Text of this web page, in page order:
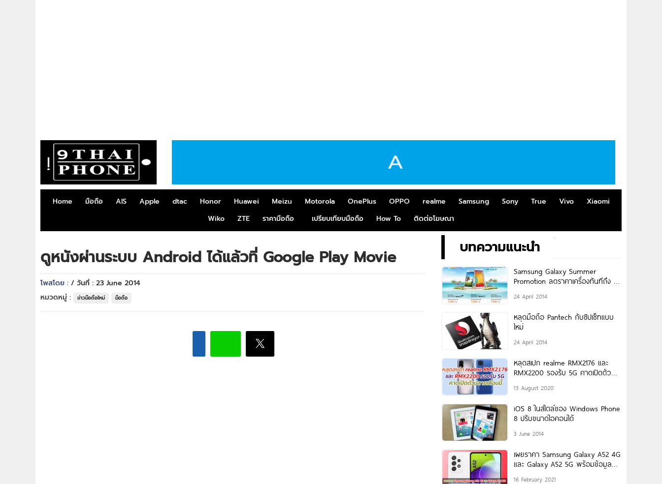
Home มือถือ AIS Apple dtac Honor Huawei Meizu Motorola OnePlus OPPO realme Samsung Sony True Vivo
Xiaomi
Wiko
ZTE ราคามือถือ เปรียบเทียบมือถือ How To ติดต่อโฆษณา
ดูหนังผ่านระบบ Android ได้แล้วที่ Google Play Movie
โพสโดย : / วันที่ : 23 June 2014
หมวดหมู่ :
ข่าวมือถือใหม่ มือถือ
บทความแนะนำ
Samsung Galaxy Summer
Promotion ลดราคาเครื่องทันทีถึง 4
24 April 2014
หลุดมือถือ Pantech กับซิปเซ็ทแบบ
ใหม่
24 April 2014
หลุดสเปก realme RMX2176 และ
RMX2200 รองรับ 5G คาดเปิดตัว
13 August 2020
iOS 8 ในสไตล์ของ Windows Phone
8 ปรับขนาดไอคอนได้
3 June 2014
เผยราคา Samsung Galaxy A52 4G
และ Galaxy A52 5G พร้อมข้อมูล
16 February 2021